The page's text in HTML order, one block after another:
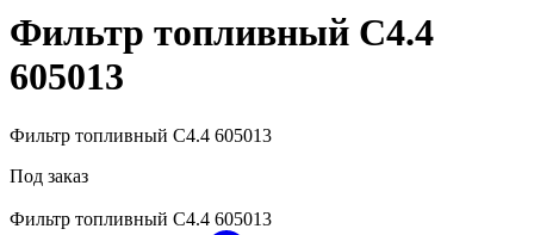
Фильтр топливный С4.4
605013
Фильтр топливный С4.4 605013
Под заказ
Фильтр топливный С4.4 605013